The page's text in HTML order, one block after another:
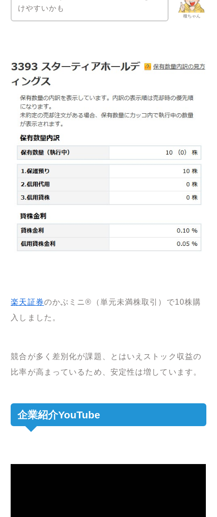
種ちゃん
けやすいかも
楽天証券のかぶミニ®（単元未満株取引）で10株購
入しました。
競合が多く差別化が課題、とはいえストック収益の
比率が高まっているため、安定性は増しています。
企業紹介YouTube